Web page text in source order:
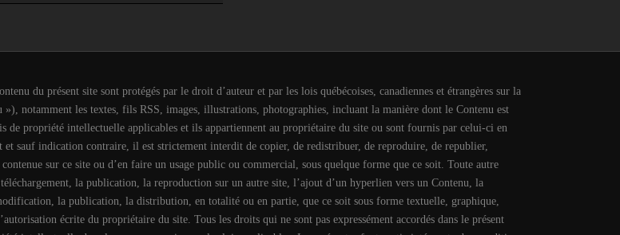
du présent site sont protégés par le droit d’auteur et par les lois québécoises, canadiennes et étrangères sur la
notamment les textes, fils RSS, images, illustrations, photographies, incluant la manière dont le Contenu est
de propriété intellectuelle applicables et ils appartiennent au propriétaire du site ou sont fournis par celui-ci en
sauf indication contraire, il est strictement interdit de copier, de redistribuer, de reproduire, de republier,
sur ce site ou d’en faire un usage public ou commercial, sous quelque forme que ce soit. Toute autre
la publication, la reproduction sur un autre site, l’ajout d’un hyperlien vers un Contenu, la
la publication, la distribution, en totalité ou en partie, que ce soit sous forme textuelle, graphique,
écrite du propriétaire du site. Tous les droits qui ne sont pas expressément accordés dans le présent